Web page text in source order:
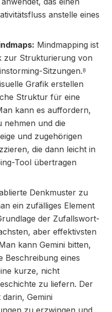
anstelle eines
Mindmapping ist
zur Strukturierung von
Sitzungen.8
Grafik erstellen
Struktur für eine
kann es auffordern,
nehmen und die
und zugehörigen
die dann leicht in
Tool übertragen
Denkmuster zu
ein zufälliges Element
der Zufallswort-
aber effektivsten
kann Gemini bitten,
Beschreibung eines
kurze, nicht
zu liefern. Der
Gemini